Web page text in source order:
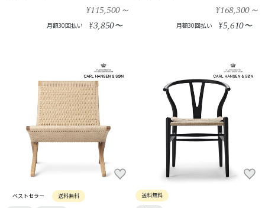
¥115,500～
月額30回払い ¥3,850〜
¥168,300～
月額30回払い ¥5,610〜
ベストセラー 送料無料
送料無料